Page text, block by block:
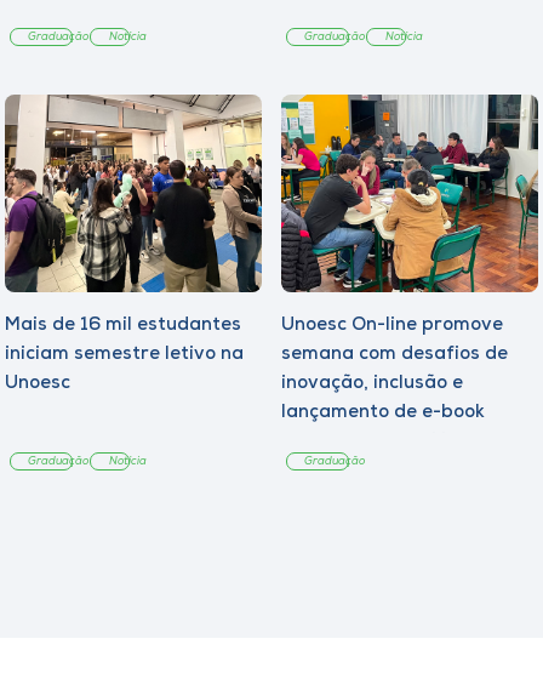
Graduação Notícia Graduação Notícia
Mais de 16 mil estudantes
iniciam semestre letivo na
Unoesc
Graduação Notícia
Unoesc On-line promove
semana com desafios de
inovação, inclusão e
lançamento de e-book
Graduação